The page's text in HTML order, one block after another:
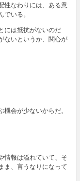
性なわりには、ある意
いる。
には抵抗がないのだ
ないというか、関心が
会が少ないからだ。
情報は溢れていて、そ
ま、言うなりになって